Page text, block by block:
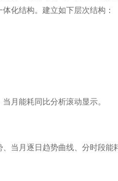
化结构。建立如下层次结构：
月能耗同比分析滚动显示。
当月逐日趋势曲线、分时段能